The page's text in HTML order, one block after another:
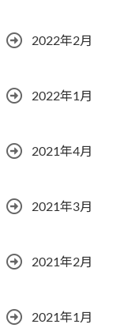
2022年2月
2022年1月
2021年4月
2021年3月
2021年2月
2021年1月